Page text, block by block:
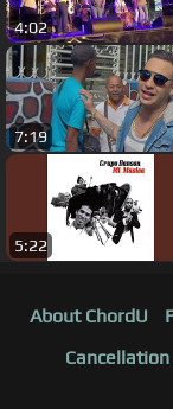
4:02
7:19
5:22
About ChordU